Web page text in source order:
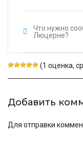
Что нужно
Люцерне?
(1 оценка,
Добавить
Для отправки